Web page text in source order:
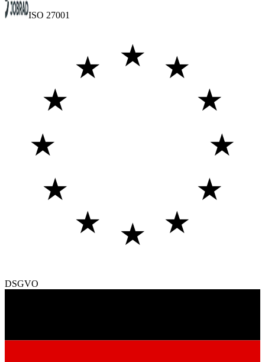
ISO 27001
★ ★
★
★
★
★
★
★
★
★
★
★
DSGVO